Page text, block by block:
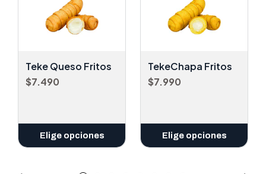
Teke Queso Fritos
$7.490
Elige opciones
TekeChapa Fritos
$7.990
Elige opciones